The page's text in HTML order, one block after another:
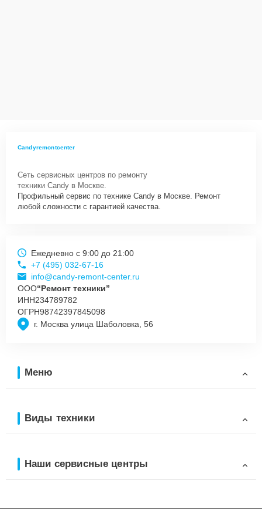
Candyremontcenter
Сеть сервисных центров по ремонту
техники Candy в Москве.
Профильный сервис по технике Candy в Москве. Ремонт
любой сложности с гарантией качества.
г. Москва улица Шаболовка, 56
Ежедневно с 9:00 до 21:00
+7 (495) 032-67-16
info@candy-remont-center.ru
ООО“Ремонт техники”
ИНН234789782
ОГРН98742397845098
Меню
Виды техники
Наши сервисные центры